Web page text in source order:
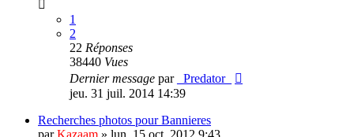
1
2
22 Réponses
38440 Vues
Dernier message par
_Predator_
jeu. 31 juil. 2014 14:39
Recherches photos pour Bannieres
parKazaam » lun. 15 oct. 2012 9:43